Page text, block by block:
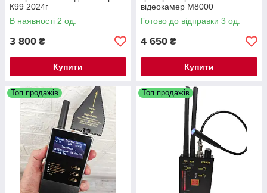
К99 2024г
В наявності 2 од.
3 800 ₴
Купити
відеокамер M8000
Готово до відправки 3 од.
4 650 ₴
Купити
Топ продажів Топ продажів